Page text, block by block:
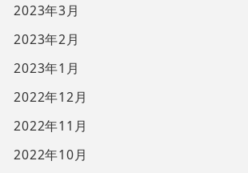
2023年3月
2023年2月
2023年1月
2022年12月
2022年11月
2022年10月